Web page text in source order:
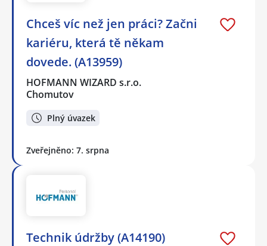
Chceš víc než jen práci? Začni
kariéru, která tě někam
dovede. (A13959)
HOFMANN WIZARD s.r.o.
Chomutov
Plný úvazek
Zveřejněno: 7. srpna
Technik údržby (A14190)